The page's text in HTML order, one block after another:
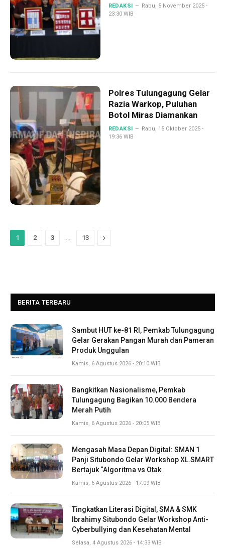
REDAKSI
Rabu, 5 November 2025 -
23:30 WIB
Polres Tulungagung Gelar
Razia Warkop, Puluhan
Botol Miras Diamankan
REDAKSI
Rabu, 15 Oktober 2025 -
19:36 WIB
1 2 3 … 13 Next
BERITA TERBARU
Sambut HUT ke-81 RI, Pemkab Tulungagung
Gelar Gerakan Pangan Murah dan Pameran
Produk Unggulan
Kamis, 6 Agustus 2026 - 20:10 WIB
Bangkitkan Nasionalisme, Pemkab
Tulungagung Bagikan 10.000 Bendera
Merah Putih
Kamis, 6 Agustus 2026 - 20:05 WIB
Mengasah Masa Depan Digital: SMAN 1
Panji Situbondo Gelar Workshop XL.SMART
Bertajuk “Algoritma vs Otak
Kamis, 6 Agustus 2026 - 17:09 WIB
Tingkatkan Literasi Digital, SMA & SMK
Ibrahimy Situbondo Gelar Workshop Anti-
Cyberbullying dan Kesehatan Mental
Selasa, 4 Agustus 2026 - 14:33 WIB